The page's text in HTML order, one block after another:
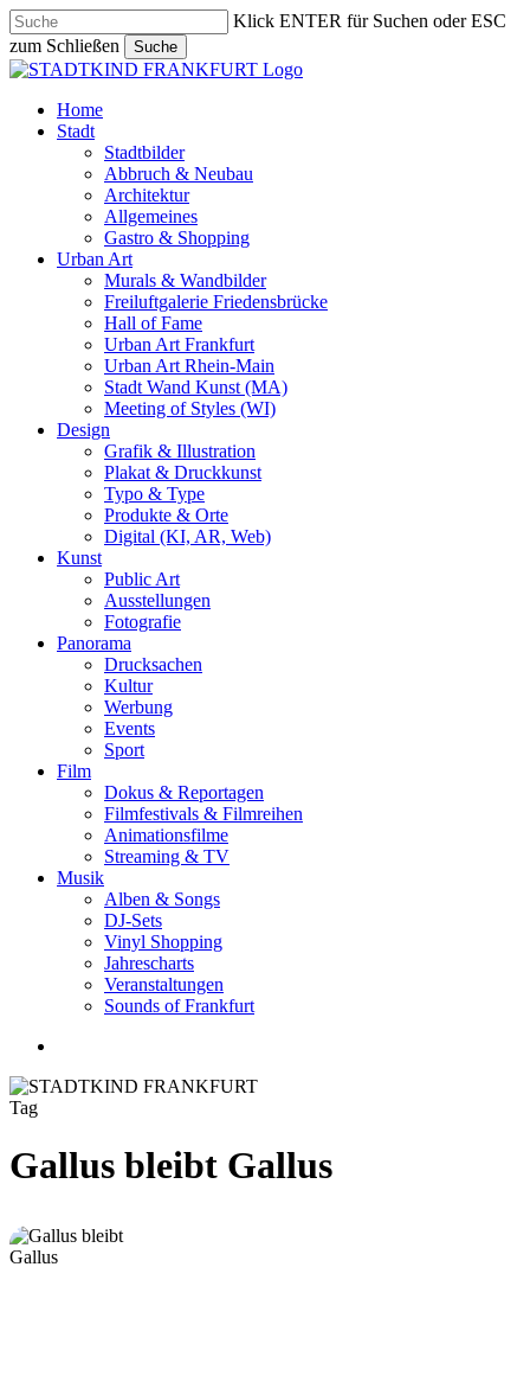
Skip
to
main
content
Klick ENTER für Suchen oder ESC
zum Schließen
Suche
Close
search
Menu
Home
Stadt
Stadtbilder
Abbruch & Neubau
Architektur
Allgemeines
Gastro & Shopping
Urban Art
Murals & Wandbilder
Freiluftgalerie Friedensbrücke
Hall of Fame
Urban Art Frankfurt
Urban Art Rhein-Main
Stadt Wand Kunst (MA)
Meeting of Styles (WI)
Design
Grafik & Illustration
Plakat & Druckkunst
Typo & Type
Produkte & Orte
Digital (KI, AR, Web)
Kunst
Public Art
Ausstellungen
Fotografie
Panorama
Drucksachen
Kultur
Werbung
Events
Sport
Film
Dokus & Reportagen
Filmfestivals & Filmreihen
Animationsfilme
Streaming & TV
Musik
Alben & Songs
DJ-Sets
Vinyl Shopping
Jahrescharts
Veranstaltungen
Sounds of Frankfurt
Tag
Gallus bleibt Gallus